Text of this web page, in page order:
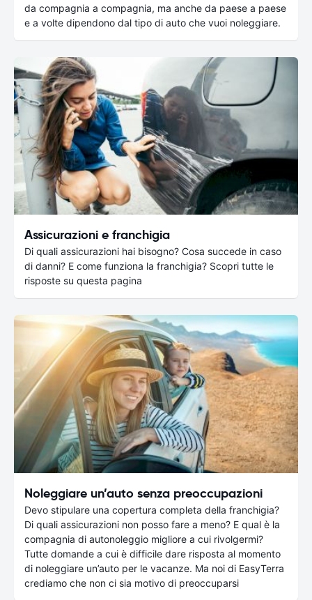
da compagnia a compagnia, ma anche da paese a paese
e a volte dipendono dal tipo di auto che vuoi noleggiare.
Assicurazioni e franchigia
Di quali assicurazioni hai bisogno? Cosa succede in caso
di danni? E come funziona la franchigia? Scopri tutte le
risposte su questa pagina
Noleggiare un’auto senza preoccupazioni
Devo stipulare una copertura completa della franchigia?
Di quali assicurazioni non posso fare a meno? E qual è la
compagnia di autonoleggio migliore a cui rivolgermi?
Tutte domande a cui è difficile dare risposta al momento
di noleggiare un’auto per le vacanze. Ma noi di EasyTerra
crediamo che non ci sia motivo di preoccuparsi